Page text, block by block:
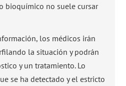
bioquímico no suele cursar
los médicos irán
la situación y podrán
y un tratamiento. Lo
se ha detectado y el estricto